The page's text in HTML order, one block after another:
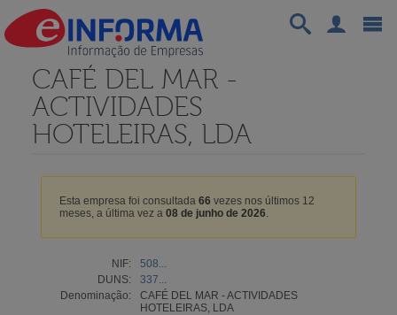
CAFÉ DEL MAR -
ACTIVIDADES
HOTELEIRAS, LDA
Esta empresa foi consultada 66 vezes nos últimos 12
meses, a última vez a 08 de junho de 2026.
NIF:
508...
DUNS:
337...
Denominação:
CAFÉ DEL MAR - ACTIVIDADES
HOTELEIRAS, LDA